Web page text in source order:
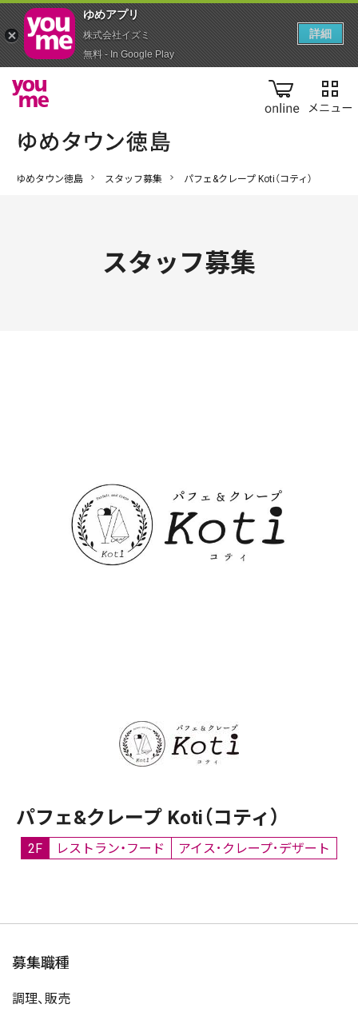
online
ゆめタウン徳島 スタッフ募集 パフェ&クレープ Koti（コティ）
スタッフ募集
パフェ&クレープ Koti（コティ）
2F レストラン・フード アイス･クレープ･デザート
募集職種
調理、販売
ゆめアプ‪リ‬
株式会社イズミ
無料 - In Google Play
詳細